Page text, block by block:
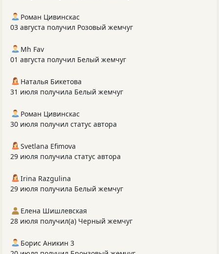
Роман Цивинскас
03 августа получил Розовый жемчуг
Mh Fav
01 августа получил Белый жемчуг
Наталья Бикетова
31 июля получила Белый жемчуг
Роман Цивинскас
30 июля получил статус автора
Svetlana Efimova
29 июля получила статус автора
Irina Razgulina
29 июля получила Белый жемчуг
Елена Шишлевская
28 июля получил(а) Черный жемчуг
Борис Аникин 3